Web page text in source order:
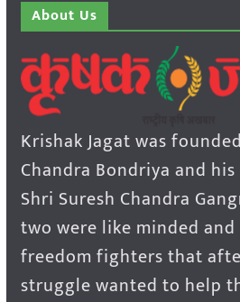
About Us
Krishak Jagat was
Chandra Bondriya and
Shri Suresh Chandra
two were like minded
freedom fighters that
struggle wanted to help